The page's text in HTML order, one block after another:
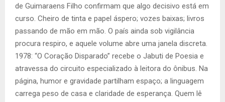
de Guimaraens Filho confirmam que algo decisivo está em
curso. Cheiro de tinta e papel áspero; vozes baixas; livros
passando de mão em mão. O país ainda sob vigilância
procura respiro, e aquele volume abre uma janela discreta.
1978: “O Coração Disparado” recebe o Jabuti de Poesia e
atravessa do circuito especializado à leitora do ônibus. Na
página, humor e gravidade partilham espaço; a linguagem
carrega peso de casa e claridade de esperança. Quem lê